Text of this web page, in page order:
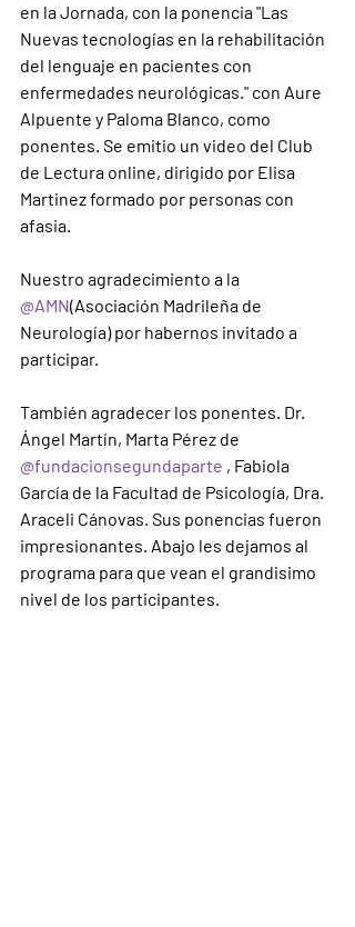
en la Jornada, con la ponencia "Las
Nuevas tecnologías en la rehabilitación
del lenguaje en pacientes con
enfermedades neurológicas." con Aure
Alpuente y Paloma Blanco, como
ponentes. Se emitio un video del Club
de Lectura online, dirigido por Elisa
Martinez formado por personas con
afasia.
Nuestro agradecimiento a la
@AMN(Asociación Madrileña de
Neurología) por habernos invitado a
participar.
También agradecer los ponentes. Dr.
Ángel Martín, Marta Pérez de
@fundacionsegundaparte , Fabiola
García de la Facultad de Psicología, Dra.
Araceli Cánovas. Sus ponencias fueron
impresionantes. Abajo les dejamos al
programa para que vean el grandisimo
nivel de los participantes.